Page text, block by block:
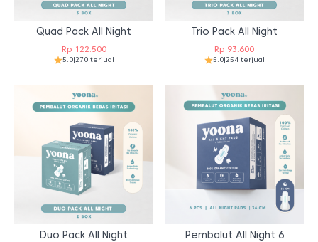
Quad Pack All Night
Rp122.500
5.0|270 terjual
Trio Pack All Night
Rp 93.600
5.0|254 terjual
Duo Pack All Night Pembalut All Night 6